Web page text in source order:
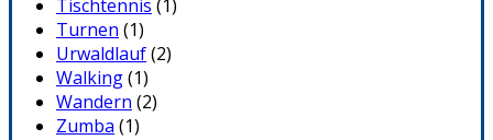
Tischtennis (1)
Turnen (1)
Urwaldlauf(2)
Walking(1)
Wandern (2)
Zumba (1)